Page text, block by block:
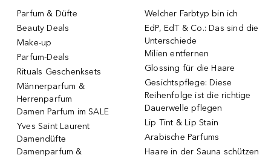
Parfum & Düfte
Beauty Deals
Make-up
Parfum-Deals
Rituals Geschenksets
Männerparfum &
Herrenparfum
Damen Parfum im SALE
Yves Saint Laurent
Damendüfte
Damenparfum &
Welcher Farbtyp bin ich
EdP, EdT & Co.: Das sind die
Unterschiede
Milien entfernen
Glossing für die Haare
Gesichtspflege: Diese
Reihenfolge ist die richtige
Dauerwelle pflegen
Lip Tint & Lip Stain
Arabische Parfums
Haare in der Sauna schützen